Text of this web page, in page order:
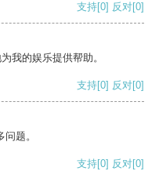
支持[0] 反对[0]
我的娱乐提供帮助。
支持[0] 反对[0]
题。
支持[0] 反对[0]